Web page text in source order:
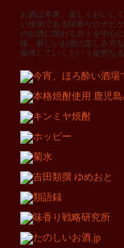
お酒は本来、楽しくおいし
い技術である味香りのナビ
のお酒に関わる方々を中心
味、新しいお酒の楽しみ方
探求していくという徒然な